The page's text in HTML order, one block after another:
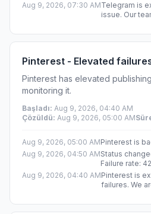
Aug 9, 2026, 07:30 AMTelegram is
issue. Our
Pinterest - Elevated
Pinterest has elevated
monitoring it.
Başladı: Aug 9, 2026, 04:40 AM
Çözüldü: Aug 9, 2026, 05:00 AM
Aug 9, 2026, 05:00 AMPinterest is
Aug 9, 2026, 04:50 AMStatus
Failure rate:
Aug 9, 2026, 04:40 AMPinterest is
failures. We